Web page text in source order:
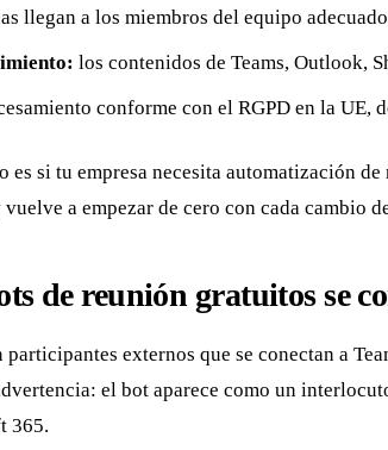
llegan a los miembros del equipo
los contenidos de Teams, Outlook,
conforme con el RGPD en la UE,
es si tu empresa necesita automatización
a empezar de cero con cada cambio
de reunión gratuitos se
externos que se conectan a
el bot aparece como un
365.